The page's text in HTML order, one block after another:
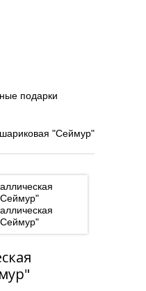
подарки
"Сеймур"